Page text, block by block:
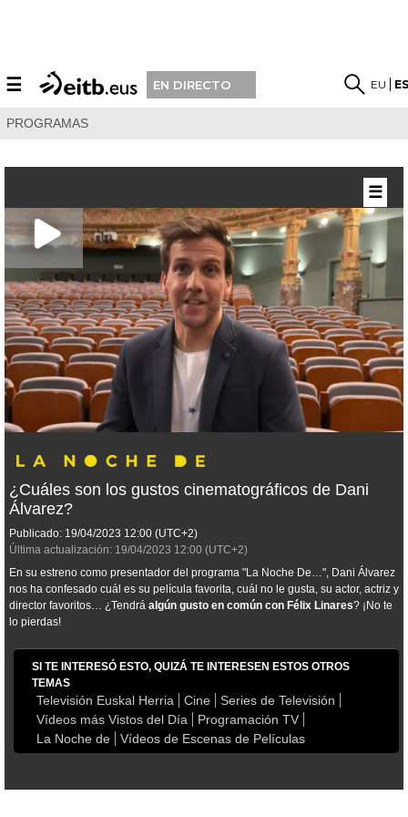
☰ EN DIRECTO EU
PROGRAMAS
¿Cuáles son los gustos cinematográficos de Dani
Álvarez?
Publicado: 19/04/2023 12:00 (UTC+2)
Última actualización: 19/04/2023 12:00 (UTC+2)
En su estreno como presentador del programa "La Noche De…", Dani Álvarez
nos ha confesado cuál es su película favorita, cuál no le gusta, su actor, actriz y
director favoritos… ¿Tendrá algún gusto en común con Félix Linares? ¡No te
lo pierdas!
SI TE INTERESÓ ESTO, QUIZÁ TE INTERESEN ESTOS OTROS
TEMAS
Televisión Euskal Herria Cine
Series de Televisión
Vídeos más Vistos del Día
Programación TV
La Noche de
Vídeos de Escenas de Películas
☰